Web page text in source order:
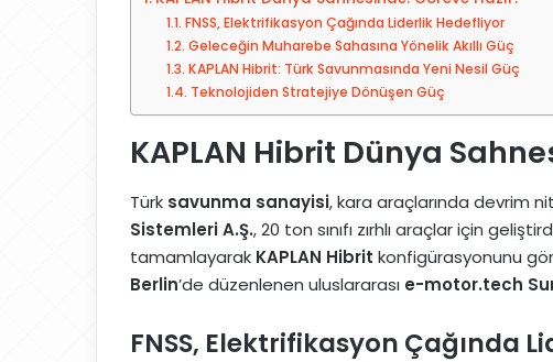
e
d
i
n
s
t
a
g
ö
n
e
r
m
e
FNSS, Elektrifikasyon Çağında Liderlik Hedefliyor
Geleceğin Muharebe Sahasına Yönelik Akıllı Güç
KAPLAN Hibrit: Türk Savunmasında Yeni Nesil Güç
Teknolojiden Stratejiye Dönüşen Güç
KAPLAN Hibrit Dünya
Türk savunma sanayisi, kara araçlarında devrim
Sistemleri A.Ş., 20 ton sınıfı zırhlı araçlar için
tamamlayarak KAPLAN Hibrit konfigürasyonunu
Berlin’de düzenlenen uluslararası e-motor.tech
FNSS, Elektrifikasyon Çağında